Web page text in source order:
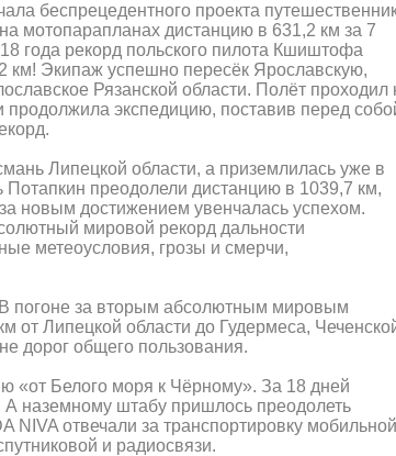
беспрецедентного проекта
мотопарапланах дистанцию в 631,2 км за 7
года рекорд польского пилота Кшиштофа
км! Экипаж успешно пересёк Ярославскую,
Рязанской области. Полёт проходил
продолжила экспедицию, поставив перед
Липецкой области, а приземлилась уже в
преодолели дистанцию в 1039,7 км,
новым достижением увенчалась успехом.
мировой рекорд дальности
метеоусловия, грозы и смерчи,
погоне за вторым абсолютным мировым
от Липецкой области до Гудермеса,
дорог общего пользования.
«от Белого моря к Чёрному». За 18 дней
А наземному штабу пришлось преодолеть
отвечали за транспортировку мобильной
и радиосвязи.